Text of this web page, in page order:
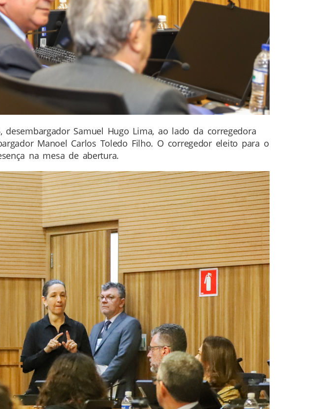
Samuel Hugo Lima, ao lado da corregedora
Manoel Carlos Toledo Filho. O corregedor eleito para o
na mesa de abertura.